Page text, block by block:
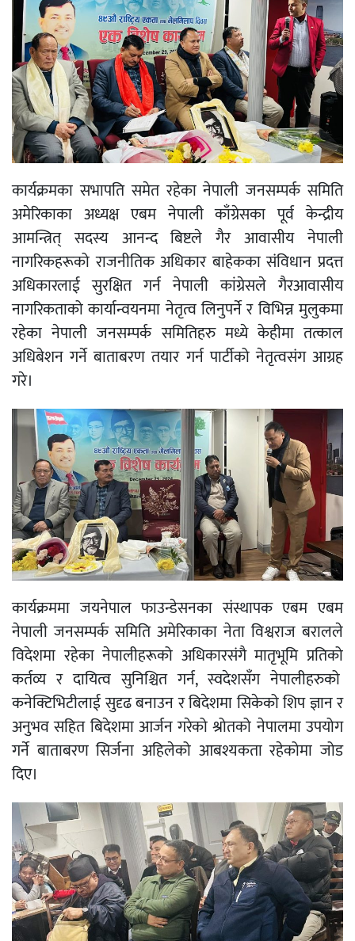
कार्यक्रमका सभापति समेत रहेका नेपाली जनसम्पर्क समिति
अमेरिकाका अध्यक्ष एबम नेपाली काँग्रेसका पूर्व केन्द्रीय
आमन्त्रित् सदस्य आनन्द बिष्टले गैर आवासीय नेपाली
नागरिकहरूको राजनीतिक अधिकार बाहेकका संविधान प्रदत्त
अधिकारलाई सुरक्षित गर्न नेपाली कांग्रेसले गैरआवासीय
नागरिकताको कार्यान्वयनमा नेतृत्व लिनुपर्ने र विभिन्न मुलुकमा
रहेका नेपाली जनसम्पर्क समितिहरु मध्ये केहीमा तत्काल
अधिबेशन गर्ने बाताबरण तयार गर्न पार्टीको नेतृत्वसंग आग्रह
गरे।
कार्यक्रममा जयनेपाल फाउन्डेसनका संस्थापक एबम एबम
नेपाली जनसम्पर्क समिति अमेरिकाका नेता विश्वराज बरालले
विदेशमा रहेका नेपालीहरूको अधिकारसंगै मातृभूमि प्रतिको
कर्तव्य र दायित्व सुनिश्चित गर्न, स्वदेशसँग नेपालीहरुको
कनेक्टिभिटीलाई सुदृढ बनाउन र बिदेशमा सिकेको शिप ज्ञान र
अनुभव सहित बिदेशमा आर्जन गरेको श्रोतको नेपालमा उपयोग
गर्ने बाताबरण सिर्जना अहिलेको आबश्यकता रहेकोमा जोड
दिए।